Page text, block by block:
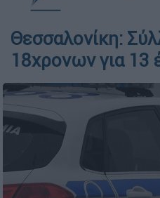
Θεσσαλονίκη:
18χρονων για 13